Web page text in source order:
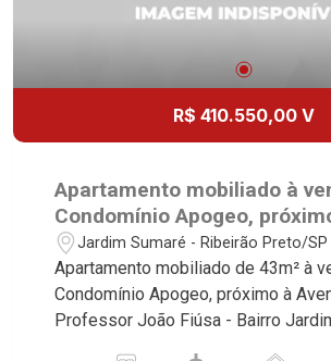
R$ 410.550,00 V
Apartamento mobiliado à
Condomínio Apogeo,
Avenida Professor João
Ribeirão Preto/SP.
Jardim Sumaré - Ribeirão Preto/SP
Apartamento mobiliado de 43m² à
Condomínio Apogeo, próximo à
Professor João Fiúsa - Bairro